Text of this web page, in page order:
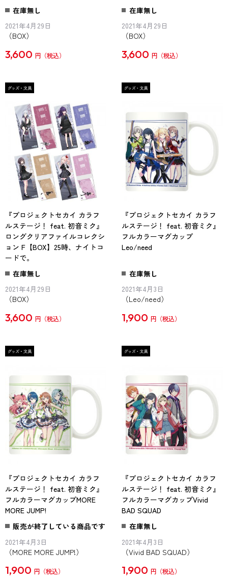
在庫無し
2021年4月29日
（BOX）
3,600 円
在庫無し
2021年4月29日
（BOX）
3,600 円
『プロジェクトセカイ カラフ
ルステージ！ feat. 初音ミク』
ロングクリアファイルコレクシ
ョン F【BOX】25時、ナイトコ
ードで。
在庫無し
2021年4月29日
（BOX）
3,600 円
『プロジェクトセカイ カラフ
ルステージ！ feat. 初音ミク』
フルカラーマグカップ
Leo/need
在庫無し
2021年4月3日
（Leo/need）
1,900 円
『プロジェクトセカイ カラフ
ルステージ！ feat. 初音ミク』
フルカラーマグカップMORE
MORE JUMP!
販売が終了している商品です
2021年4月3日
（MORE MORE JUMP!）
1,900 円
『プロジェクトセカイ カラフ
ルステージ！ feat. 初音ミク』
フルカラーマグカップVivid
BAD SQUAD
在庫無し
2021年4月3日
（Vivid BAD SQUAD）
1,900 円